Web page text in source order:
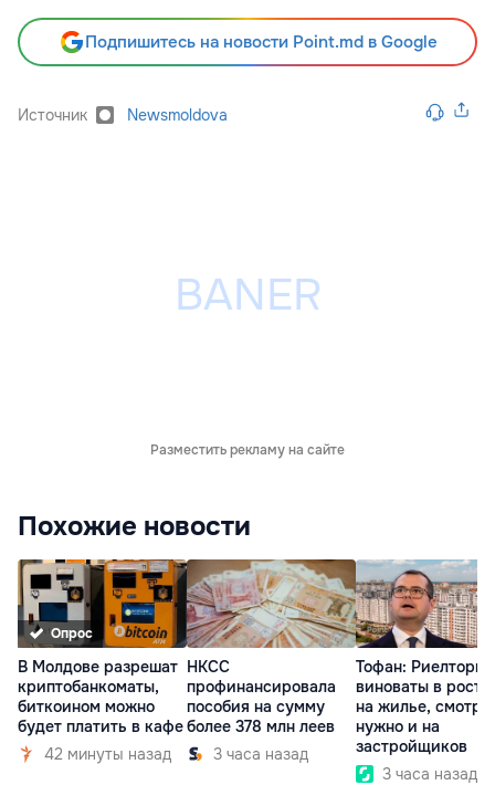
Подпишитесь на новости Point.md в Google
Источник Newsmoldova
Разместить рекламу на сайте
Похожие новости
Опрос
В Молдове разрешат
криптобанкоматы,
биткоином можно
будет платить в кафе
42 минуты назад
НКСС
профинансировала
пособия на сумму
более 378 млн леев
3 часа назад
Тофан: Риелторы
виноваты в росте
на жилье,
нужно и на
застройщиков
3 часа назад